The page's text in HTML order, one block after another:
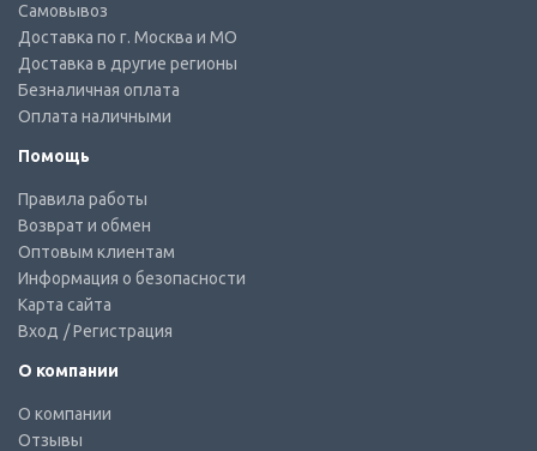
Самовывоз
Доставка по г. Москва и МО
Доставка в другие регионы
Безналичная оплата
Оплата наличными
Помощь
Правила работы
Возврат и обмен
Оптовым клиентам
Информация о безопасности
Карта сайта
Вход / Регистрация
О компании
О компании
Отзывы